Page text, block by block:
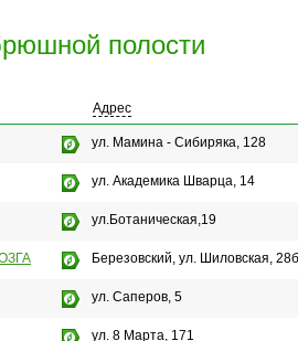
полости
Адрес
ул. Мамина - Сибиряка, 128
ул. Академика Шварца, 14
ул.Ботаническая,19
Березовский, ул. Шиловская, 28б
ул. Саперов, 5
ул. 8 Марта, 171